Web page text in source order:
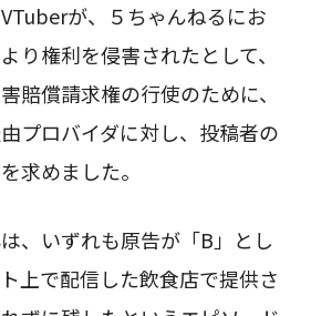
が、５ちゃんねるにお
り権利を侵害されたとして、
賠償請求権の行使のために、
プロバイダに対し、投稿者の
求めました。
、いずれも原告が「B」とし
上で配信した飲食店で提供さ